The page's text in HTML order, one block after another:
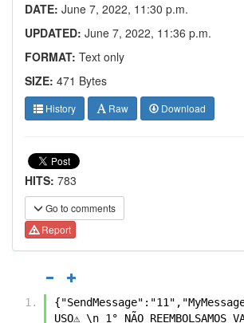
DATE: June 7, 2022, 11:30 p.m.
UPDATED: June 7, 2022, 11:36 p.m.
FORMAT: Text only
SIZE: 471 Bytes
History Raw Download
HITS: 783
Go to comments
Report
USO⚠️ \n 1° NÃO REEMBOLSAMOS